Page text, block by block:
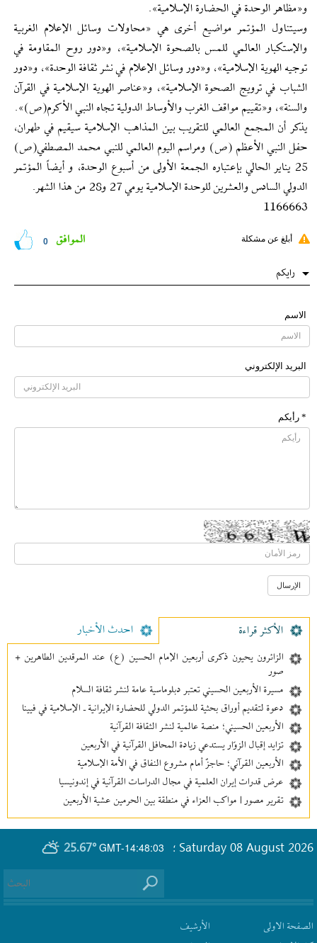
و«مظاهر الوحدة في الحضارة الإسلامية».
وسيتناول المؤتمر مواضيع أخرى هي «محاولات وسائل الإعلام الغربية
والإستكبار العالمي للمس بالصحوة الإسلامية»، و«دور روح المقاومة في
توجيه الهوية الإسلامية»، و«دور وسائل الإعلام في نشر ثقافة الوحدة»، و«دور
الشباب في ترويج الصحوة الإسلامية»، و«عناصر الهوية الإسلامية في القرآن
والسنة»، و«تقييم مواقف الغرب والأوساط الدولية تجاه النبي الأكرم(ص)».
يذكر أن المجمع العالمي للتقريب بين المذاهب الإسلامية سيقيم في طهران،
حفل النبي الأعظم (ص) ومراسم اليوم العالمي للنبي محمد المصطفي(ص)
25 يناير الحالي بإعتباره الجمعة الأولى من أسبوع الوحدة، و أيضاً المؤتمر
الدولي السادس والعشرين للوحدة الإسلامية يومي 27 و28 من هذا الشهر.
1166663
أبلغ عن مشكلة 0 الموافق
رایکم
الاسم
البرید الإلکتروني
* رأیکم
الأکثر قراءة احدث الأخبار
الزائرون يحيون ذكرى أربعين الإمام الحسين (ع) عند المرقدين الطاهرين +
صور
مسيرة الأربعين الحسيني تعتبر دبلوماسية عامة لنشر ثقافة السلام
دعوة لتقديم أوراق بحثية للمؤتمر الدولي للحضارة الإيرانية ـ الإسلامية في فيينا
الأربعين الحسيني؛ منصة عالمية لنشر الثقافة القرآنية
تزايد إقبال الزوّار يستدعي زيادة المحافل القرآنية في الأربعين
الأربعين القرآني؛ حاجزٌ أمام مشروع النفاق في الأمة الإسلامية
عرض قدرات إيران العلمية في مجال الدراسات القرآنية في إندونيسيا
تقرير مصور | مواكب العزاء في منطقة بين‌ الحرمین عشية الأربعين
GMT-14:48:03
25.67° Saturday 08 August 2026 ؛
الصفحة الاولى
الأرشیف